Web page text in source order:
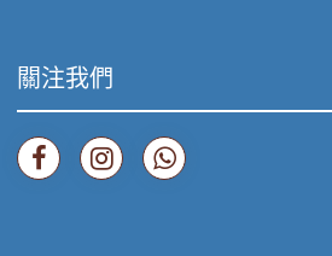
關注我們